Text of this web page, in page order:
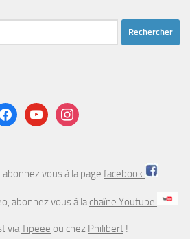
youtubeinstagram
vous à la page facebook
abonnez vous à lachaîne Youtube
viaTipeee ou chez Philibert !